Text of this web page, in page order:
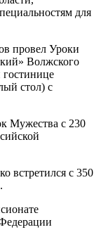
для
провел Уроки
Волжского
стол) с
Мужества с 230
встретился с 350